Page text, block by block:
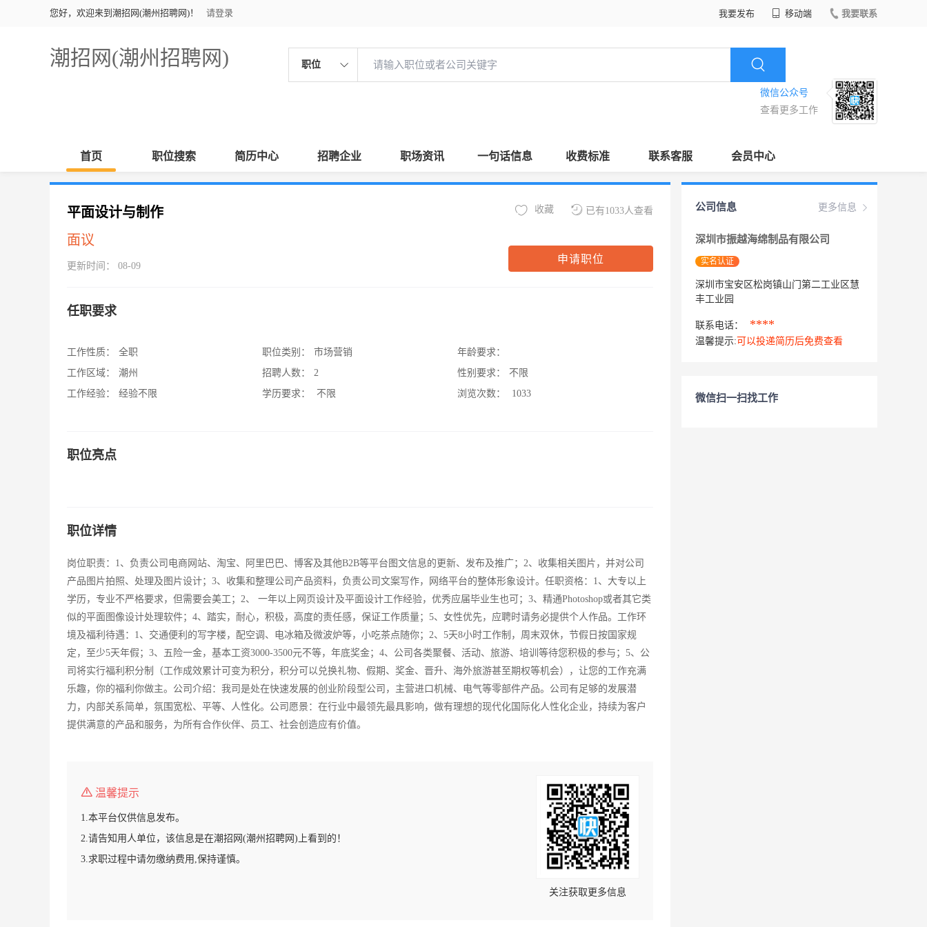
您好，欢迎来到潮招网(潮州招聘网)！ 请登录 我要发布 移动端 我要联系
潮招网(潮州招聘网) 职位
微信公众号
查看更多工作
首页 职位搜索 简历中心 招聘企业 职场资讯 一句话信息 收费标准 联系客服 会员中心
平面设计与制作
面议
更新时间： 08-09
已有1033人查看
收藏
申请职位
任职要求
工作性质：
全职
工作区域：
潮州
工作经验：
经验不限
职位类别：
市场营销
招聘人数：
2
学历要求：
不限
年龄要求：
性别要求：
不限
浏览次数：
1033
职位亮点
职位详情
岗位职责：1、负责公司电商网站、淘宝、阿里巴巴、博客及其他B2B等平台图文信息的更新、发布及推广；2、收集相关图片，并对公司
产品图片拍照、处理及图片设计；3、收集和整理公司产品资料，负责公司文案写作，网络平台的整体形象设计。任职资格：1、大专以上
学历，专业不严格要求，但需要会美工；2、 一年以上网页设计及平面设计工作经验，优秀应届毕业生也可；3、精通Photoshop或者其它类
似的平面图像设计处理软件；4、踏实，耐心，积极，高度的责任感，保证工作质量；5、女性优先，应聘时请务必提供个人作品。工作环
境及福利待遇：1、交通便利的写字楼，配空调、电冰箱及微波炉等，小吃茶点随你；2、5天8小时工作制，周末双休，节假日按国家规
定，至少5天年假；3、五险一金，基本工资3000-3500元不等，年底奖金；4、公司各类聚餐、活动、旅游、培训等待您积极的参与；5、公
司将实行福利积分制（工作成效累计可变为积分，积分可以兑换礼物、假期、奖金、晋升、海外旅游甚至期权等机会），让您的工作充满
乐趣，你的福利你做主。公司介绍：我司是处在快速发展的创业阶段型公司，主营进口机械、电气等零部件产品。公司有足够的发展潜
力，内部关系简单，氛围宽松、平等、人性化。公司愿景：在行业中最领先最具影响，做有理想的现代化国际化人性化企业，持续为客户
提供满意的产品和服务，为所有合作伙伴、员工、社会创造应有价值。
温馨提示
1.本平台仅供信息发布。
2.请告知用人单位，该信息是在潮招网(潮州招聘网)上看到的！
3.求职过程中请勿缴纳费用,保持谨慎。
关注获取更多信息
更多信息
公司信息
深圳市振越海绵制品有限公司
实名认证
深圳市宝安区松岗镇山门第二工业区慧
丰工业园
联系电话： ****
温馨提示: 可以投递简历后免费查看
微信扫一扫找工作